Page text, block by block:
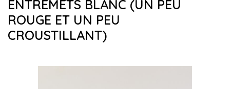
ENTREMETS BLANC (UN PEU
ROUGE ET UN PEU
CROUSTILLANT)